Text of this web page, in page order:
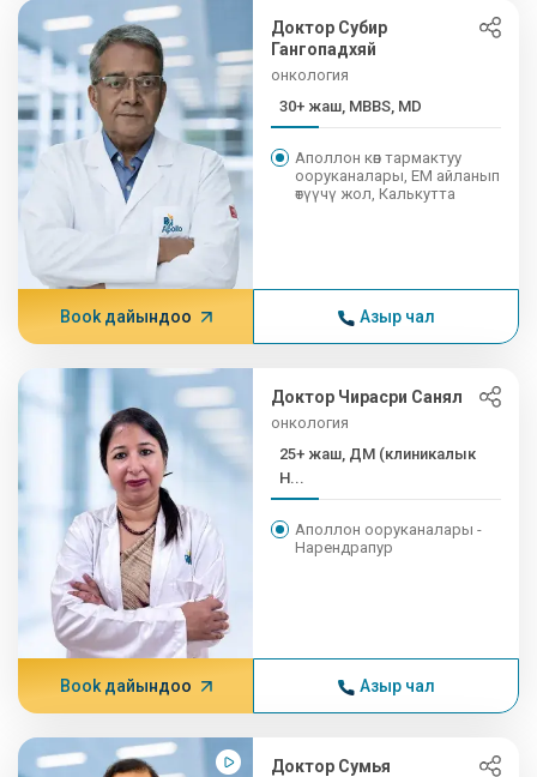
Доктор Субир
Гангопадхяй
онкология
30+ жаш, MBBS, MD
Аполлон көп тармактуу
ооруканалары, EM айланып
өтүүчү жол, Калькутта
Book дайындоо Азыр чал
Доктор Чирасри Санял
онкология
25+ жаш, ДМ (клиникалык
H...
Аполлон ооруканалары -
Нарендрапур
Book дайындоо Азыр чал
Доктор Сумья